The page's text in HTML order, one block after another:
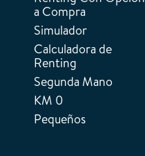
a Compra
Simulador
Calculadora de
Renting
Segunda Mano
KM 0
Pequeños